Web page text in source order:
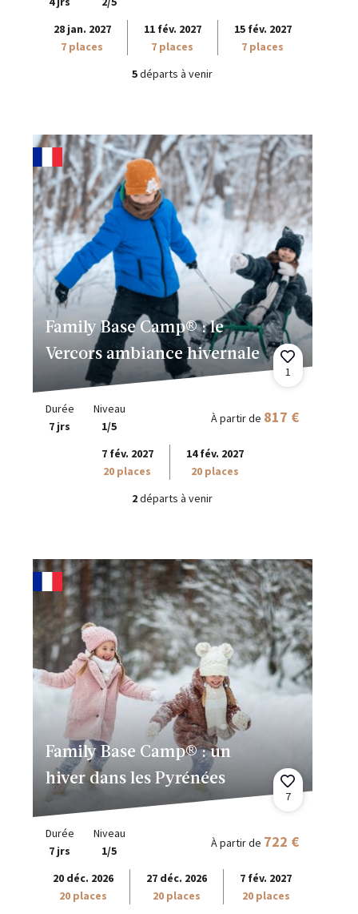
28 jan. 2027
7 places
11 fév. 2027
7 places
15 fév. 2027
7 places
5départs à venir
Family Base Camp® : le
Vercors ambiance hivernale
1
Durée
7 jrs
Niveau
1/5
À partir de 817 €
7 fév. 2027
20 places
14 fév. 2027
20 places
2départs à venir
Family Base Camp® : un
hiver dans les Pyrénées
7
Durée
7 jrs
Niveau
1/5
À partir de 722 €
20 déc. 2026
20 places
27 déc. 2026
20 places
7 fév. 2027
20 places